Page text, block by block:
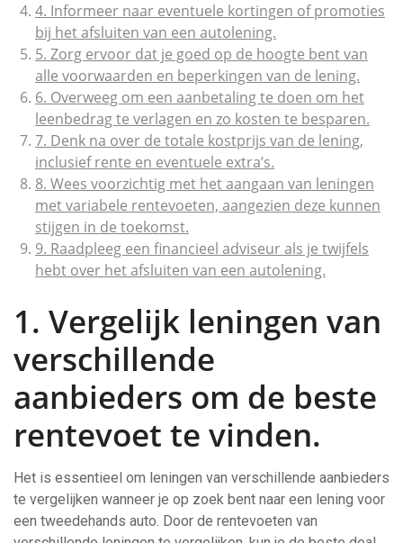
4. Informeer naar eventuele kortingen of promoties
bij het afsluiten van een autolening.
5. Zorg ervoor dat je goed op de hoogte bent van
alle voorwaarden en beperkingen van de lening.
6. Overweeg om een aanbetaling te doen om het
leenbedrag te verlagen en zo kosten te besparen.
7. Denk na over de totale kostprijs van de lening,
inclusief rente en eventuele extra’s.
8. Wees voorzichtig met het aangaan van leningen
met variabele rentevoeten, aangezien deze kunnen
stijgen in de toekomst.
9. Raadpleeg een financieel adviseur als je twijfels
hebt over het afsluiten van een autolening.
1. Vergelijk leningen van
verschillende
aanbieders om de beste
rentevoet te vinden.
Het is essentieel om leningen van verschillende aanbieders
te vergelijken wanneer je op zoek bent naar een lening voor
een tweedehands auto. Door de rentevoeten van